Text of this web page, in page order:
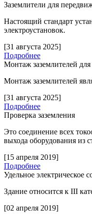
Заземлители для
Настоящий стандарт
электроустановок.
[31 августа 2025]
Подробнее
Монтаж заземлителей
Монтаж заземлителей
[31 августа 2025]
Подробнее
Проверка заземления
Это соединение всех
выхода оборудования из
[15 апреля 2019]
Подробнее
Удельное электрическое
Здание относится к III
[02 апреля 2019]